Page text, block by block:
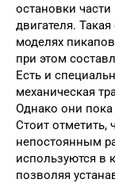
остановки
двигателя.
моделях
при этом
Есть и
механическая
Однако они пока
Стоит отметить,
непостоянным
используются в
позволяя